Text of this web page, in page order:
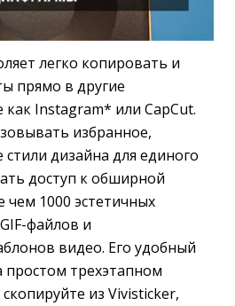
легко копировать и
прямо в другие
Instagram* или CapCut.
избранное,
стили дизайна для единого
доступ к обширной
чем 1000 эстетичных
файлов и
видео. Его удобный
простом трехэтапном
из Vivisticker,